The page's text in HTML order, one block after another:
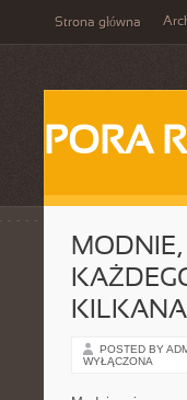
Strona główna
PORA
POSTED BY
WYŁĄCZONA